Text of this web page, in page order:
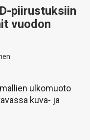
piirustuksiin
vuodon
ulkomuoto
kuva- ja